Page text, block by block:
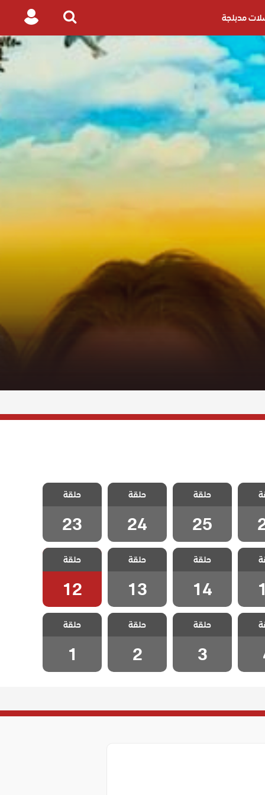
مدبلجة
Search
for
Login
مسلسل البحر
الاخضر الحلقة
25
حلقة
25
مسلسل البحر
الاخضر الحلقة
24
حلقة
24
مسلسل البحر
الاخضر الحلقة
23
حلقة
23
مسلسل البحر
الاخضر الحلقة
14
حلقة
14
مسلسل البحر
الاخضر الحلقة
13
حلقة
13
مسلسل البحر
الاخضر الحلقة
12
حلقة
12
4
مسلسل البحر
الاخضر الحلقة 3
حلقة
3
مسلسل البحر
الاخضر الحلقة 2
حلقة
2
مسلسل البحر
الاخضر الحلقة 1
حلقة
1